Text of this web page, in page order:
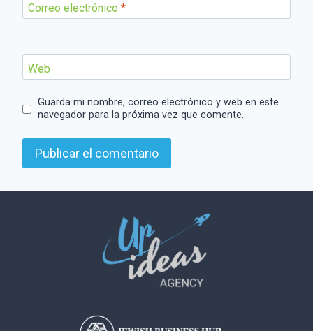
Correo electrónico *
Web
Guarda mi nombre, correo electrónico y web en este
navegador para la próxima vez que comente.